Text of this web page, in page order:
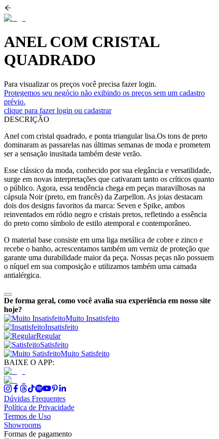
ANEL COM CRISTAL
QUADRADO
Para visualizar os preços você precisa fazer login.
Protegemos seu negócio não exibindo os preços sem um cadastro
prévio.
clique para fazer login ou cadastrar
DESCRIÇÃO
Anel com cristal quadrado, e ponta triangular lisa.Os tons de preto
dominaram as passarelas nas últimas semanas de moda e prometem
ser a sensação inusitada também deste verão.
Esse clássico da moda, conhecido por sua elegância e versatilidade,
surge em novas interpretações que cativaram tanto os críticos quanto
o público. Agora, essa tendência chega em peças maravilhosas na
cápsula Noir (preto, em francês) da Zarpellon. As joias destacam
dois dos designs favoritos da marca: Seven e Spike, ambos
reinventados em ródio negro e cristais pretos, refletindo a essência
do preto como símbolo de estilo atemporal e contemporâneo.
O material base consiste em uma liga metálica de cobre e zinco e
recebe o banho, acrescentamos também um verniz de proteção que
garante uma durabilidade maior da peça. Nossas peças não possuem
o níquel em sua composição e utilizamos também uma camada
antialérgica.
De forma geral, como você avalia sua experiência em nosso site
hoje?
Muito Insatisfeito
Insatisfeito
Regular
Satisfeito
Muito Satisfeito
BAIXE O APP:
Dúvidas Frequentes
Política de Privacidade
Termos de Uso
Showrooms
Formas de pagamento